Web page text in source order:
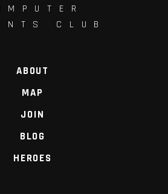
CLUB
ABOUT
MAP
JOIN
BLOG
HEROES